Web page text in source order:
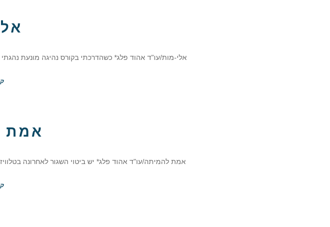
אלי-מות/עו"ד אהוד פלג* כשהדרכתי בקורס נהיגה מונעת
אמת
אמת להמיתה/עו"ד אהוד פלג* יש ביטוי השגור לאחרונה